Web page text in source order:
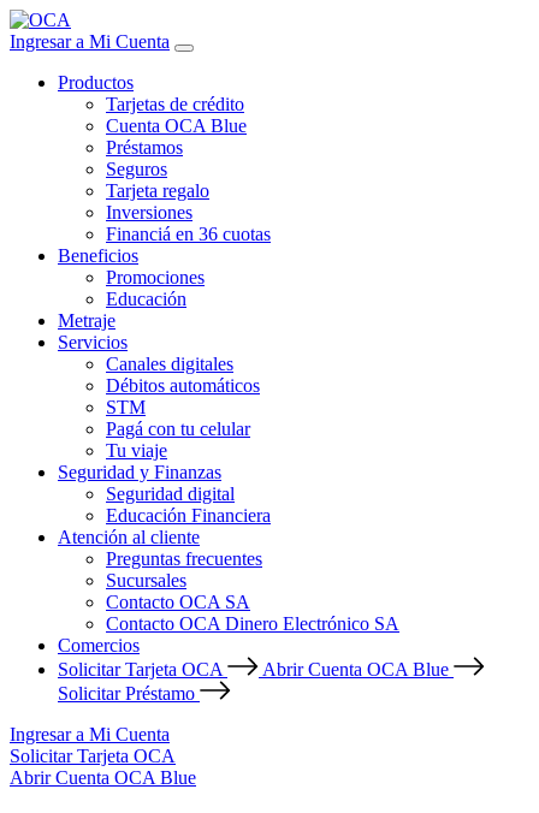
Ingresar a Mi Cuenta
Productos
Tarjetas de crédito
Cuenta OCA Blue
Préstamos
Seguros
Tarjeta regalo
Inversiones
Financiá en 36 cuotas
Beneficios
Promociones
Educación
Metraje
Servicios
Canales digitales
Débitos automáticos
STM
Pagá con tu celular
Tu viaje
Seguridad y Finanzas
Seguridad digital
Educación Financiera
Atención al cliente
Preguntas frecuentes
Sucursales
Contacto OCA SA
Contacto OCA Dinero Electrónico SA
Comercios
Solicitar Tarjeta OCA
Abrir Cuenta OCA Blue
Solicitar Préstamo
Ingresar a Mi Cuenta
Solicitar Tarjeta OCA
Abrir Cuenta OCA Blue